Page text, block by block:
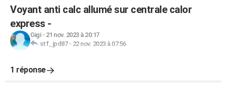
Voyant anti calc allumé sur centrale calor
express -
Gigi- 21 nov. 2023 à 20:17
stf_jpd87- 22 nov. 2023 à 07:56
1 réponse